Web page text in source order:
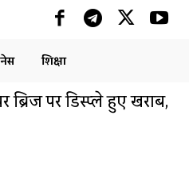
शिक्षा
पर डिस्प्ले हुए खराब,
क्षेत्र में आर्टिफिशियल